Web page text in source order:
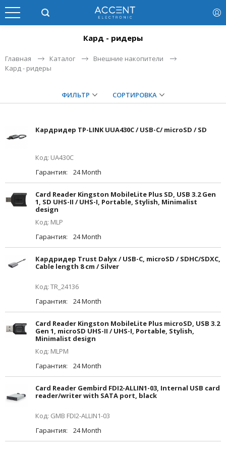
Кард - ридеры
Главная Каталог
Внешние накопители
Кард - ридеры
ФИЛЬТР СОРТИРОВКА
Кардридер TP-LINK UUA430C / USB-C/ microSD / SD
Код: UA430C
Гарантия:
24 Month
Card Reader Kingston MobileLite Plus SD, USB 3.2 Gen
1, SD UHS-II / UHS-I, Portable, Stylish, Minimalist
design
Код: MLP
Гарантия:
24 Month
Кардридер Trust Dalyx / USB-C, microSD / SDHC/SDXC,
Cable length 8 cm / Silver
Код: TR_24136
Гарантия:
24 Month
Card Reader Kingston MobileLite Plus microSD, USB 3.2
Gen 1, microSD UHS-II / UHS-I, Portable, Stylish,
Minimalist design
Код: MLPM
Гарантия:
24 Month
Card Reader Gembird FDI2-ALLIN1-03, Internal USB card
reader/writer with SATA port, black
Код: GMB FDI2-ALLIN1-03
Гарантия:
24 Month